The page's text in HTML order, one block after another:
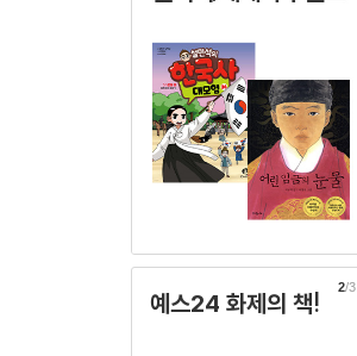
예스24 화제의 책!
2/3